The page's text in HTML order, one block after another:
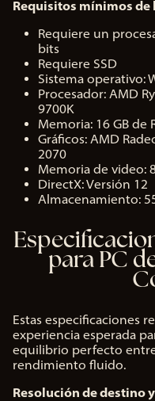
Requisitos mínimos de
Requiere un
bits
Requiere SSD
Sistema operativo:
Procesador: AMD
9700K
Memoria: 16 GB de
Gráficos: AMD
2070
Memoria de video:
DirectX: Versión 12
Almacenamiento:
para PC
Estas especificaciones
experiencia esperada
equilibrio perfecto
rendimiento fluido.
Resolución de destino